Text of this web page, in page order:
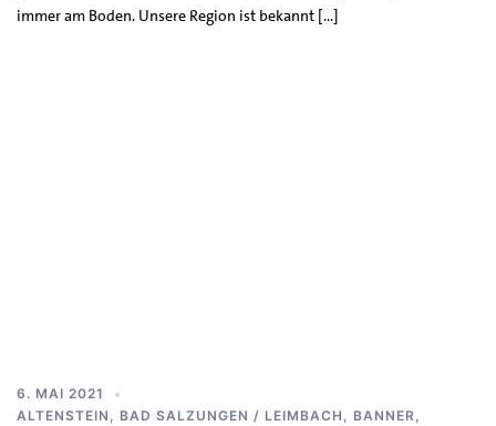
immer am Boden. Unsere Region ist bekannt […]
6. MAI 2021
ALTENSTEIN , BAD SALZUNGEN / LEIMBACH , BANNER,